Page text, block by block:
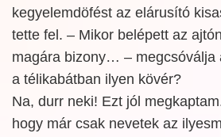
kegyelemdöfést az elárusító
tette fel. – Mikor belépett az
magára bizony… – megcsóválja
a télikabátban ilyen kövér?
Na, durr neki! Ezt jól
hogy már csak nevetek az